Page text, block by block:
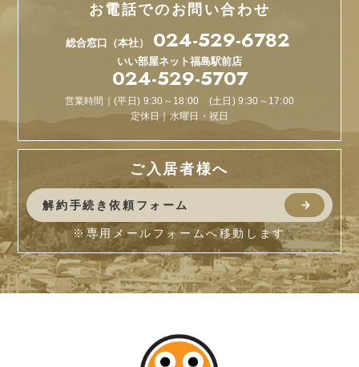
お電話でのお問い合わせ
総合窓口（本社） 024-529-6782
いい部屋ネット福島駅前店
024-529-5707
営業時間｜(平日) 9:30～18:00 (土日) 9:30～17:00
定休日｜水曜日・祝日
ご入居者様へ
解約手続き依頼フォーム
※専用メールフォームへ移動します